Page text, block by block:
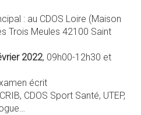
: au CDOS Loire (Maison
Trois Meules 42100 Saint
2022, 09h00-12h30 et
écrit
CDOS Sport Santé, UTEP,